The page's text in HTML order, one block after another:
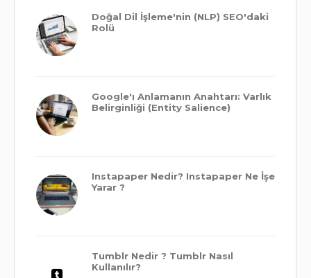
Doğal Dil İşleme'nin (NLP) SEO'daki
Rolü
Google'ı Anlamanın Anahtarı: Varlık
Belirginliği (Entity Salience)
Instapaper Nedir? Instapaper Ne İşe
Yarar ?
Tumblr Nedir ? Tumblr Nasıl
Kullanılır?